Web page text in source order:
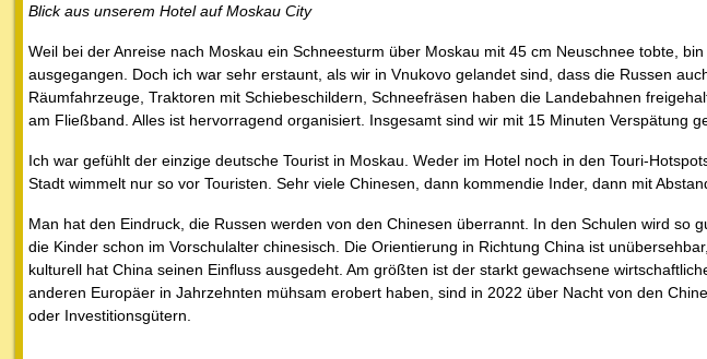
Blick aus unserem Hotel auf Moskau City
Weil bei der Anreise nach Moskau ein Schneesturm über Moskau mit 45 cm Neuschnee tobte,
ausgegangen. Doch ich war sehr erstaunt, als wir in Vnukovo gelandet sind, dass die Russen
Räumfahrzeuge, Traktoren mit Schiebeschildern, Schneefräsen haben die Landebahnen
am Fließband. Alles ist hervorragend organisiert. Insgesamt sind wir mit 15 Minuten Verspätung
Ich war gefühlt der einzige deutsche Tourist in Moskau. Weder im Hotel noch in den Touri-
Stadt wimmelt nur so vor Touristen. Sehr viele Chinesen, dann kommendie Inder, dann mit
Man hat den Eindruck, die Russen werden von den Chinesen überrannt. In den Schulen wird so
die Kinder schon im Vorschulalter chinesisch. Die Orientierung in Richtung China ist
kulturell hat China seinen Einfluss ausgedeht. Am größten ist der starkt gewachsene
anderen Europäer in Jahrzehnten mühsam erobert haben, sind in 2022 über Nacht von den
oder Investitionsgütern.